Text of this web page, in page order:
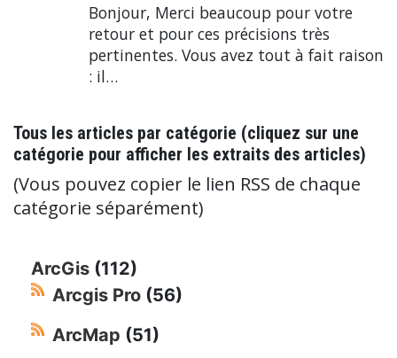
Bonjour, Merci beaucoup pour votre
retour et pour ces précisions très
pertinentes. Vous avez tout à fait raison
: il…
Tous les articles par catégorie (cliquez sur une
catégorie pour afficher les extraits des articles)
(Vous pouvez copier le lien RSS de chaque
catégorie séparément)
ArcGis (112)
Arcgis Pro (56)
ArcMap (51)